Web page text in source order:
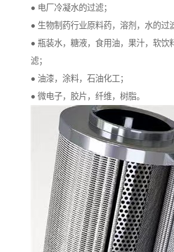
● 电厂冷凝水的过滤；
● 生物制药行业原料药，溶剂，水的过
● 瓶装水，糖液，食用油，果汁，软饮
滤；
● 油漆，涂料，石油化工；
● 微电子，胶片，纤维，树脂。